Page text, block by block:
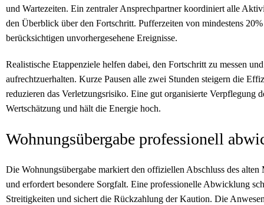
und Wartezeiten. Ein zentraler Ansprechpartner koordiniert alle
den Überblick über den Fortschritt. Pufferzeiten von mindestens
berücksichtigen unvorhergesehene Ereignisse.
Realistische Etappenziele helfen dabei, den Fortschritt zu messen
aufrechtzuerhalten. Kurze Pausen alle zwei Stunden steigern die
reduzieren das Verletzungsrisiko. Eine gut organisierte Verpflegung
Wertschätzung und hält die Energie hoch.
Wohnungsübergabe professionell
Die Wohnungsübergabe markiert den offiziellen Abschluss des alten
und erfordert besondere Sorgfalt. Eine professionelle Abwicklung
Streitigkeiten und sichert die Rückzahlung der Kaution. Die